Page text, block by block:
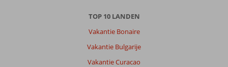
TOP 10 LANDEN
Vakantie Bonaire
Vakantie Bulgarije
Vakantie Curacao